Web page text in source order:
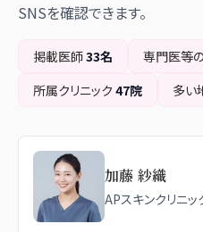
SNSを確認できます。
掲載医師33名 専門医等
所属クリニック 47院 多い
加藤 紗織
APスキンクリニ